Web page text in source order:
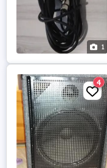
1
4